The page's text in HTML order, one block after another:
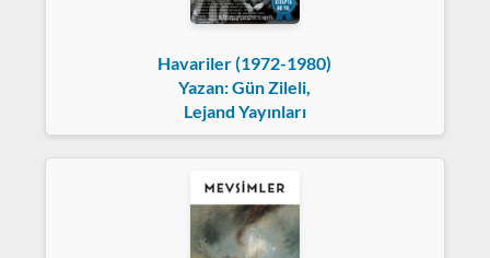
Havariler (1972-1980)
Yazan: Gün Zileli,
Lejand Yayınları